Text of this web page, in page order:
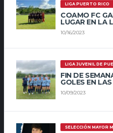
LIGA PUERTO RICO
COAMO FC
LUGAR EN LA
10/16/2023
LIGA JUVENIL DE
FIN DE
GOLES EN
10/09/2023
SELECCIÓN MAYOR